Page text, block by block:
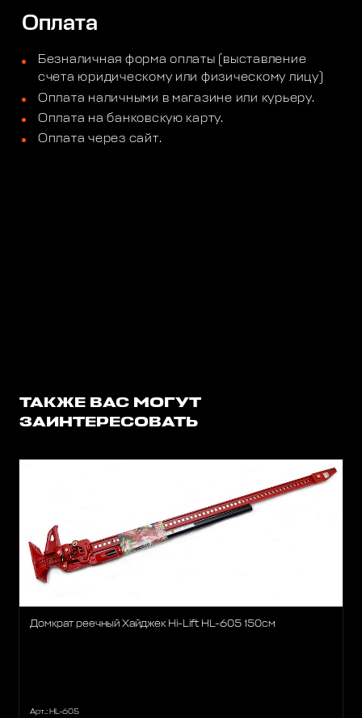
Оплата
Безналичная форма оплаты (выставление
счета юридическому или физическому лицу)
Оплата наличными в магазине или курьеру.
Оплата на банковскую карту.
Оплата через сайт.
ТАКЖЕ ВАС МОГУТ
ЗАИНТЕРЕСОВАТЬ
Домкрат реечный Хайджек Hi-Lift HL-605 150см
Арт.: HL-605